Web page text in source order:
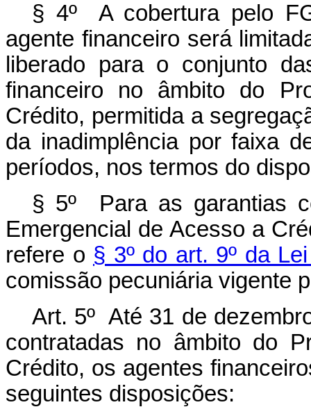
§ 4º A cobertura pelo
agente financeiro será
liberado para o conjunto
financeiro no âmbito do
Crédito, permitida a
da inadimplência por faixa
períodos, nos termos do
§ 5º Para as garantias
Emergencial de Acesso a
refere o § 3º do art. 9º da
comissão pecuniária vigente
Art. 5º Até 31 de
contratadas no âmbito do
Crédito, os agentes
seguintes disposições: